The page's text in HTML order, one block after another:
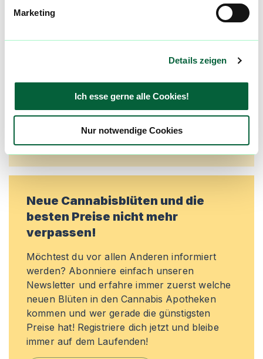
Marketing
Details zeigen
Ich esse gerne alle Cookies!
Nur notwendige Cookies
aktualisiert! Hilf uns mit Deinen Kommentaren
machen. Melde dich an, um dir deine
Lieblingsblüten zu merken, rechtzeitig über
Preisreduktionen informiert zu werden und
exklusive Angebote zu erhalten!
Jetzt registrieren
Neue Cannabisblüten und die
besten Preise nicht mehr
verpassen!
Möchtest du vor allen Anderen informiert
werden? Abonniere einfach unseren
Newsletter und erfahre immer zuerst welche
neuen Blüten in den Cannabis Apotheken
kommen und wer gerade die günstigsten
Preise hat! Registriere dich jetzt und bleibe
immer auf dem Laufenden!